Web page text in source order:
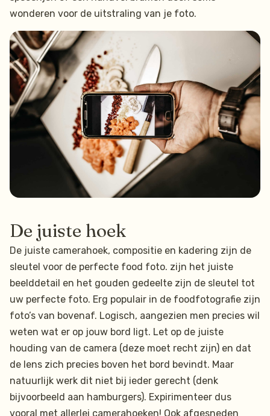
wonderen voor de uitstraling van je foto.
De juiste hoek
De juiste camerahoek, compositie en kadering zijn de
sleutel voor de perfecte food foto. zijn het juiste
beelddetail en het gouden gedeelte zijn de sleutel tot
uw perfecte foto. Erg populair in de foodfotografie zijn
foto’s van bovenaf. Logisch, aangezien men precies wil
weten wat er op jouw bord ligt. Let op de juiste
houding van de camera (deze moet recht zijn) en dat
de lens zich precies boven het bord bevindt. Maar
natuurlijk werk dit niet bij ieder gerecht (denk
bijvoorbeeld aan hamburgers). Expirimenteer dus
vooral met allerlei camerahoeken! Ook afgesneden